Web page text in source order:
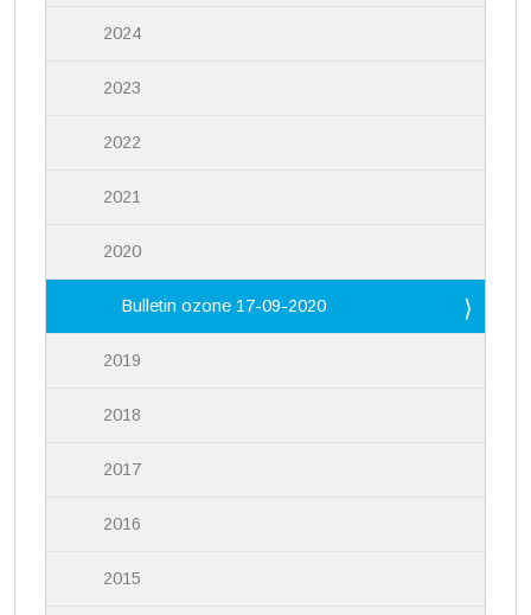
2024
2023
2022
2021
2020
Bulletin ozone 17-09-2020
2019
2018
2017
2016
2015